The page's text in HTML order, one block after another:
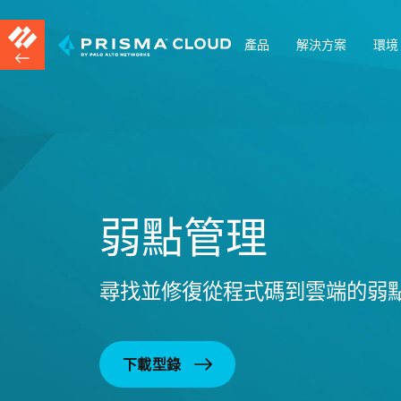
產品 解決方案 環境
弱點管理
尋找並修復從程式碼到雲端的弱
下載型錄